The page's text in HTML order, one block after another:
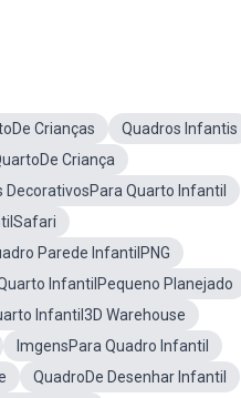
Crianças
Quadros Infantis
Criança
DecorativosPara Quarto Infantil
Parede InfantilPNG
InfantilPequeno Planejado
Infantil3D Warehouse
ImgensPara Quadro Infantil
QuadroDe Desenhar Infantil